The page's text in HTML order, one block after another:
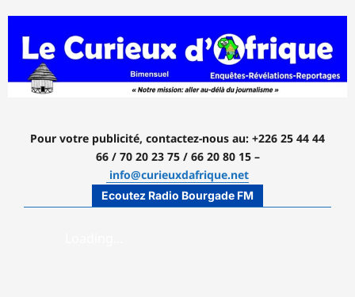
contenu
Pour votre publicité, contactez-nous au: +226 25 44 44
66 / 70 20 23 75 / 66 20 80 15 –
info@curieuxdafrique.net
Ecoutez Radio Bourgade FM